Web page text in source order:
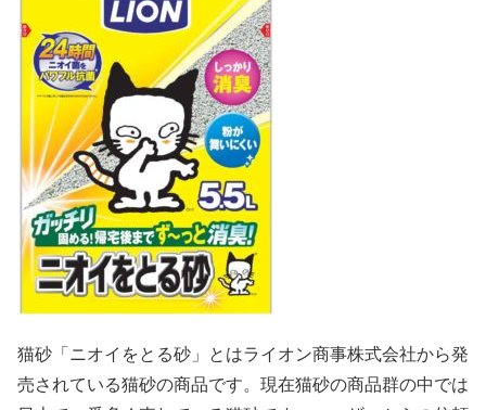
猫砂「ニオイをとる砂」とはライオン商事株式会社から発
売されている猫砂の商品です。現在猫砂の商品群の中では